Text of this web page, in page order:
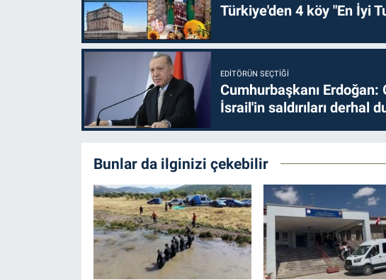
Türkiye'den 4 köy "En İyi
EDITÖRÜN SEÇTIĞI
Cumhurbaşkanı
İsrail'in saldırıları derhal
Bunlar da ilginizi çekebilir